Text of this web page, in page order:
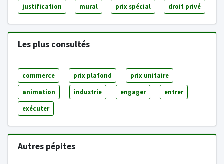
justification mural prix spécial droit privé
Les plus consultés
commerce prix plafond prix unitaire
animation industrie engager entrer
exécuter
Autres pépites